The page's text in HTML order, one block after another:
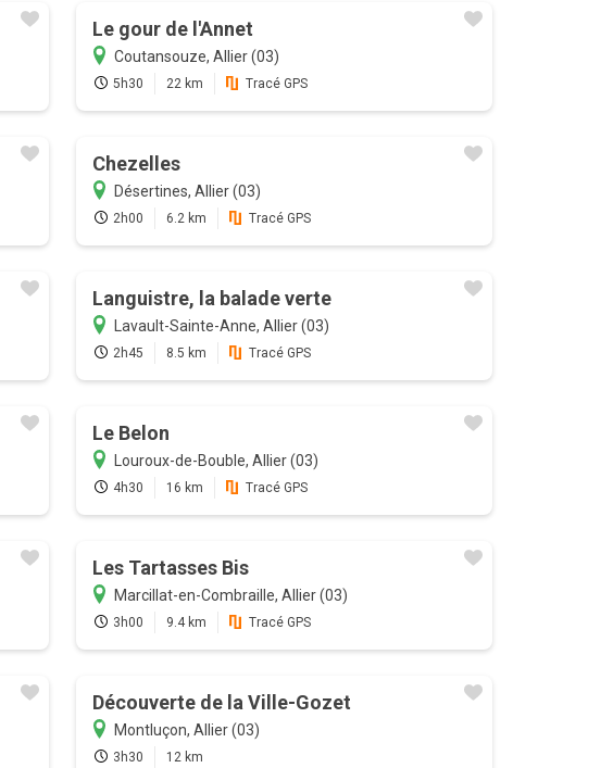
Le gour de l'Annet
Coutansouze, Allier (03)
5h30 22 km Tracé GPS
Chezelles
Désertines, Allier (03)
2h00 6.2 km Tracé GPS
Languistre, la balade verte
Lavault-Sainte-Anne, Allier (03)
2h45 8.5 km Tracé GPS
Le Belon
Louroux-de-Bouble, Allier (03)
4h30 16 km Tracé GPS
Les Tartasses Bis
Marcillat-en-Combraille, Allier (03)
3h00 9.4 km Tracé GPS
Découverte de la Ville-Gozet
Montluçon, Allier (03)
3h30 12 km